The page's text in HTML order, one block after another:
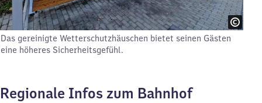
Das gereinigte Wetterschutzhäuschen bietet seinen Gästen
eine höheres Sicherheitsgefühl.
Regionale Infos zum Bahnhof